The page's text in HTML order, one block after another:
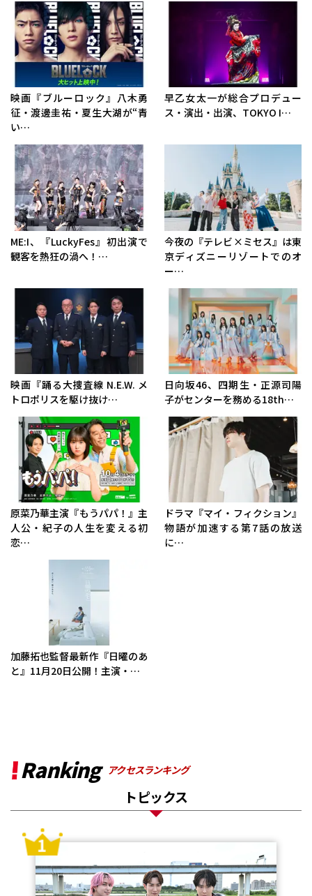
映画『ブルーロック』八木勇
征・渡邊圭祐・夏生大湖が“青
い…
早乙女太一が総合プロデュー
ス・演出・出演、TOKYO I…
ME:I、『LuckyFes』初出演で
観客を熱狂の渦へ！…
今夜の『テレビ×ミセス』は東
京ディズニーリゾートでのオ
ー…
映画『踊る大捜査線 N.E.W. メ
トロポリスを駆け抜け…
日向坂46、四期生・正源司陽
子がセンターを務める18th…
原菜乃華主演『もうパパ！』主
人公・紀子の人生を変える初
恋…
ドラマ『マイ・フィクション』
物語が加速する第7話の放送
に…
加藤拓也監督最新作『日曜のあ
と』11月20日公開！主演・…
Ranking アクセスランキング
トピックス